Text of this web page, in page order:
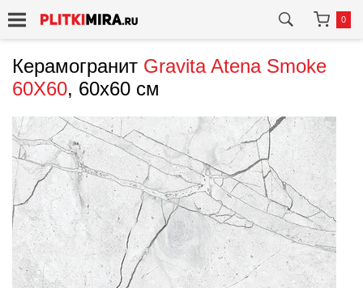
0
Керамогранит Gravita Atena Smoke
60X60, 60x60 см